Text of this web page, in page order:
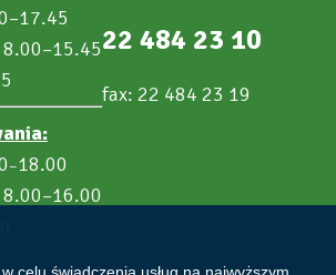
–18.00
22 484 23 10
fax: 22 484 23 19